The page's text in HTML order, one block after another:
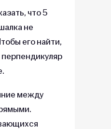
что 5
не
его найти,
между